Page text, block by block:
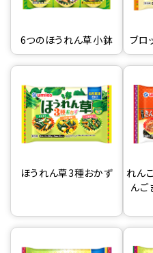
6つのほうれん草小鉢 ブロ
ほうれん草3種おかず
れん
んご